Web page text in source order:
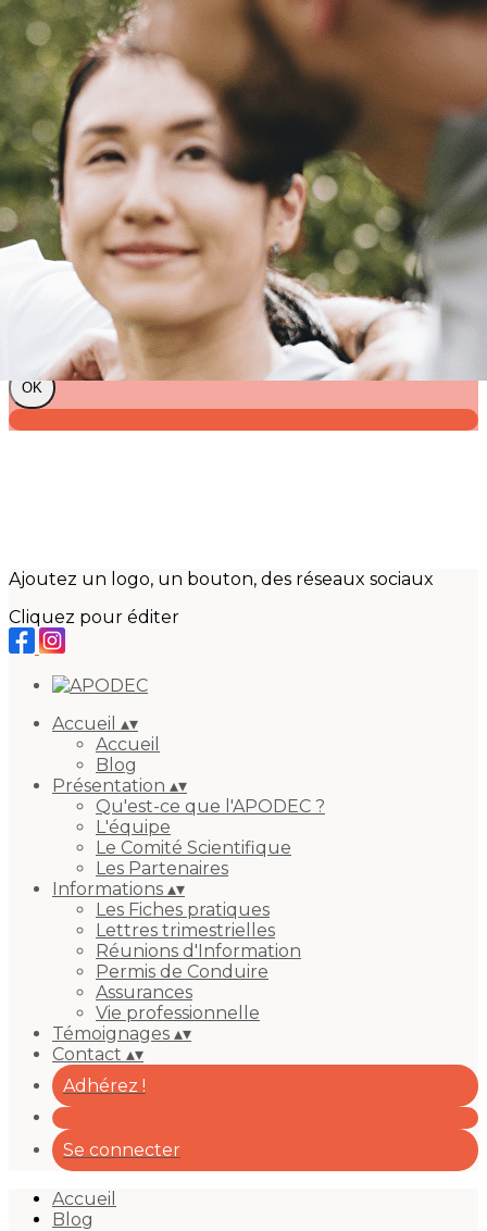
Exporter les lignes sélectionnées
Exporter toutes les colonnes
Exporter uniquement les colonnes affichées
Menu
?>
Images de la page d'accueil
Cliquez pour éditer
Texte, bouton et/ou inscription à la newsletter
Cliquez pour éditer
Je m'abonne à la newsletter
OK
Ajoutez un logo, un bouton, des réseaux sociaux
Cliquez pour éditer
Accueil ▴▾
Accueil
Blog
Présentation ▴▾
Qu'est-ce que l'APODEC ?
L'équipe
Le Comité Scientifique
Les Partenaires
Informations ▴▾
Les Fiches pratiques
Lettres trimestrielles
Réunions d'Information
Permis de Conduire
Assurances
Vie professionnelle
Témoignages ▴▾
Contact ▴▾
Adhérez !
Se connecter
Accueil
Blog